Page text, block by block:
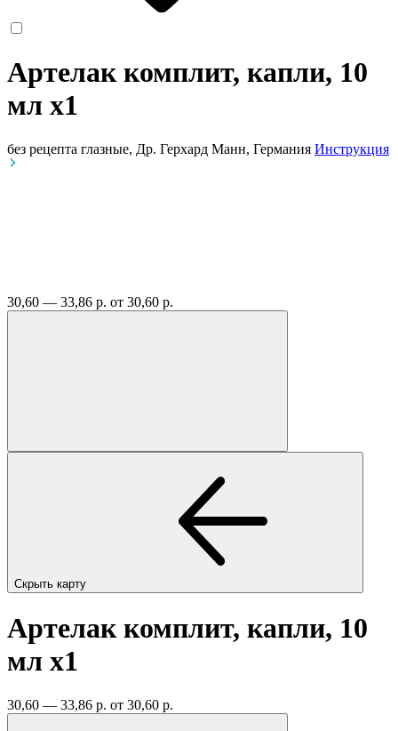
Артелак комплит, капли, 10
мл x1
без рецепта глазные, Др. Герхард Манн, Германия Инструкция
30,60 — 33,86 р. от 30,60 р.
Скрыть карту
Артелак комплит, капли, 10
мл x1
30,60 — 33,86 р. от 30,60 р.